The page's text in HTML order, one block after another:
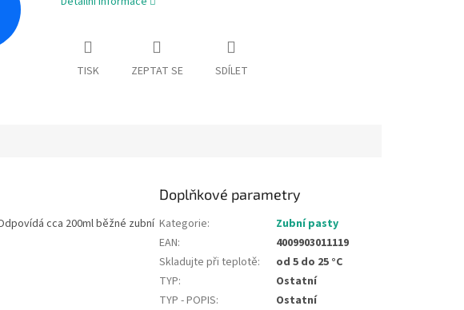
TISK ZEPTAT SE SDÍLET
cca 200ml běžné zubní
Doplňkové parametry
Kategorie:
Zubní pasty
EAN:
4009903011119
Skladujte při teplotě:
od 5 do 25 °C
TYP:
Ostatní
TYP - POPIS: Ostatní